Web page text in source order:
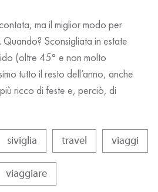
ma il miglior modo per
Sconsigliata in estate
(oltre 45° e non molto
tutto il resto dell’anno, anche
ricco di feste e, perciò, di
siviglia travel viaggi
viaggiare